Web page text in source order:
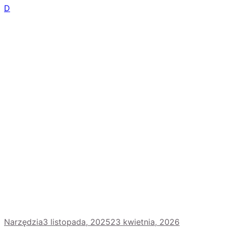
D
Narzędzia3 listopada, 202523 kwietnia, 2026